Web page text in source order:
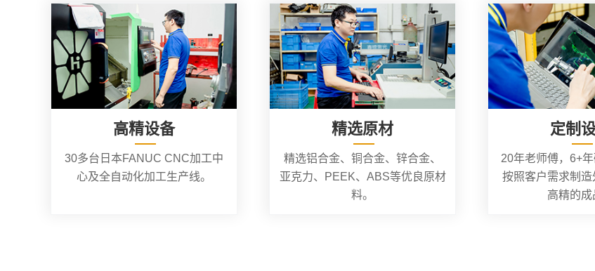
高精设备
30多台日本FANUC CNC加工中
心及全自动化加工生产线。
精选原材
精选铝合金、铜合金、锌合金、
亚克力、PEEK、ABS等优良原材
料。
定制
20年老师傅，6+
按照客户需求制
高精的成